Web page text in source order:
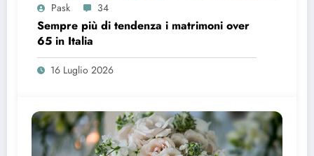
Pask 34
Sempre più di tendenza i matrimoni over
65 in Italia
16 Luglio 2026